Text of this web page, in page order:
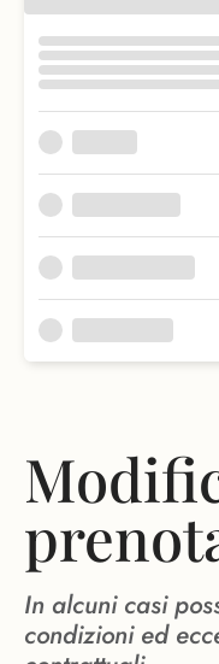
In alcuni casi
condizioni ed